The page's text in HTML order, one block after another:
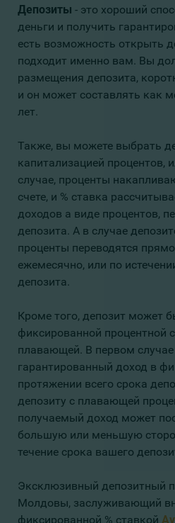
Депозиты - это хороший
деньги и получить
есть возможность открыть
подходит именно вам. Вы
размещения депозита,
и он может составлять как
лет.
Также, вы можете выбрать
капитализацией процентов,
случае, проценты
счете, и % ставка
доходов а виде процентов,
депозита. А в случае
проценты переводятся
ежемесячно, или по
депозита.
Кроме того, депозит может
фиксированной процентной
плавающей. В первом
гарантированный доход в
протяжении всего срока
депозиту с плавающей
получаемый доход может
большую или меньшую
течение срока вашего
Эксклюзивный депозитный
Молдовы, заслуживающий
фиксированной % ставкой